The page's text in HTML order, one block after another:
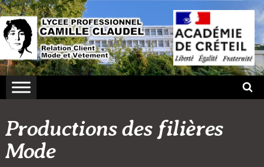
Aller
au
contenu
Productions des filières
Mode